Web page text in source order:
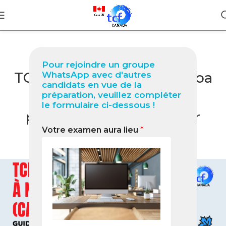
Pour rejoindre un groupe
WhatsApp avec d'autres
candidats en vue de la
préparation, veuillez compléter
le formulaire ci-dessous !
Votre examen aura lieu *
BLOG
TCF Canada à Nkongsamba
(Cameroun) Guide
professionnel 2026 pour
réussir votre test
NabilOn février 10, 2026 0